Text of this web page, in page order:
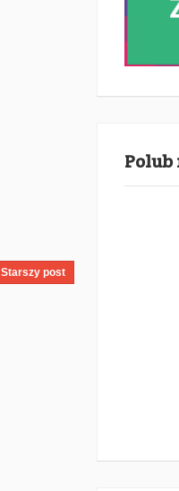
Starszy post
Polub